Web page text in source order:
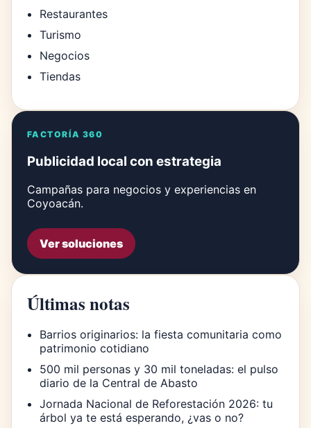
Restaurantes
Turismo
Negocios
Tiendas
FACTORÍA 360
Publicidad local con estrategia
Campañas para negocios y experiencias en
Coyoacán.
Ver soluciones
Últimas notas
Barrios originarios: la fiesta comunitaria como
patrimonio cotidiano
500 mil personas y 30 mil toneladas: el pulso
diario de la Central de Abasto
Jornada Nacional de Reforestación 2026: tu
árbol ya te está esperando, ¿vas o no?